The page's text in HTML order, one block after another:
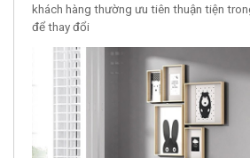
khách hàng thường ưu tiên thuận tiện
để thay đổi